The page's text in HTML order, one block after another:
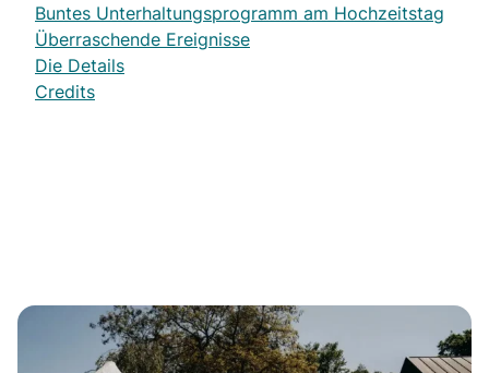
Buntes Unterhaltungsprogramm am Hochzeitstag
Überraschende Ereignisse
Die Details
Credits